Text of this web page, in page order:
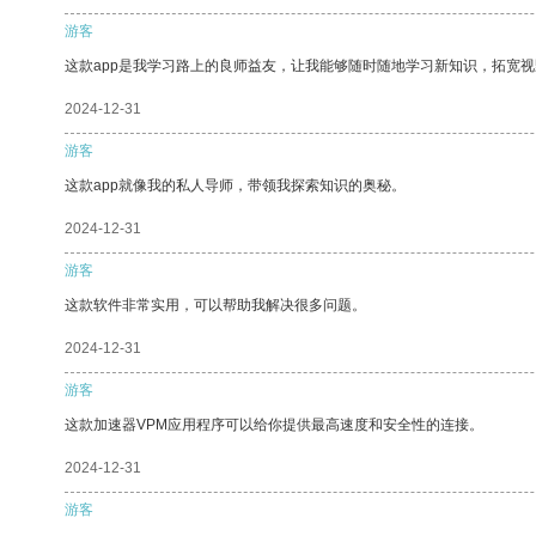
游客
这款app是我学习路上的良师益友，让我能够随时随地学习新知识，拓宽
2024-12-31
游客
这款app就像我的私人导师，带领我探索知识的奥秘。
2024-12-31
游客
这款软件非常实用，可以帮助我解决很多问题。
2024-12-31
游客
这款加速器VPM应用程序可以给你提供最高速度和安全性的连接。
2024-12-31
游客